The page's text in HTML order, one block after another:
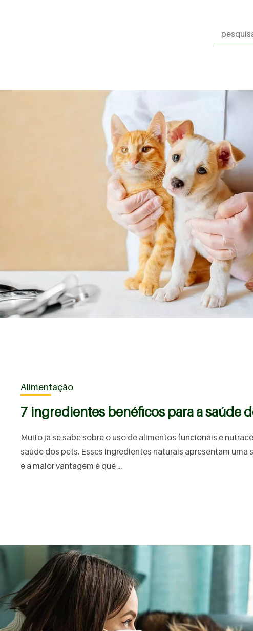
Alimentação
7 ingredientes benéficos para a saúde
Muito já se sabe sobre o uso de alimentos funcionais e
saúde dos pets. Esses ingredientes naturais apresentam uma
e a maior vantagem é que ...